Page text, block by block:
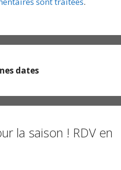
dates
la saison ! RDV en